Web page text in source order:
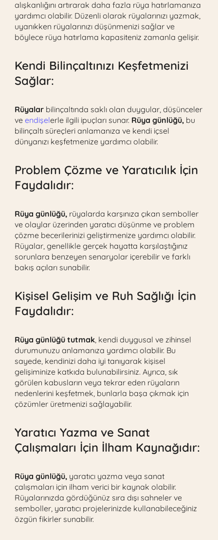
alışkanlığını artırarak daha fazla rüya hatırlamanıza
yardımcı olabilir. Düzenli olarak rüyalarınızı yazmak,
uyanıkken rüyalarınızı düşünmenizi sağlar ve
böylece rüya hatırlama kapasiteniz zamanla gelişir.
Kendi Bilinçaltınızı Keşfetmenizi
Sağlar:
Rüyalar bilinçaltında saklı olan duygular, düşünceler
ve endişelerle ilgili ipuçları sunar. Rüya günlüğü, bu
bilinçaltı süreçleri anlamanıza ve kendi içsel
dünyanızı keşfetmenize yardımcı olabilir.
Problem Çözme ve Yaratıcılık İçin
Faydalıdır:
Rüya günlüğü, rüyalarda karşınıza çıkan semboller
ve olaylar üzerinden yaratıcı düşünme ve problem
çözme becerilerinizi geliştirmenize yardımcı olabilir.
Rüyalar, genellikle gerçek hayatta karşılaştığınız
sorunlara benzeyen senaryolar içerebilir ve farklı
bakış açıları sunabilir.
Kişisel Gelişim ve Ruh Sağlığı İçin
Faydalıdır:
Rüya günlüğü tutmak, kendi duygusal ve zihinsel
durumunuzu anlamanıza yardımcı olabilir. Bu
sayede, kendinizi daha iyi tanıyarak kişisel
gelişiminize katkıda bulunabilirsiniz. Ayrıca, sık
görülen kabusların veya tekrar eden rüyaların
nedenlerini keşfetmek, bunlarla başa çıkmak için
çözümler üretmenizi sağlayabilir.
Yaratıcı Yazma ve Sanat
Çalışmaları İçin İlham Kaynağıdır:
Rüya günlüğü, yaratıcı yazma veya sanat
çalışmaları için ilham verici bir kaynak olabilir.
Rüyalarınızda gördüğünüz sıra dışı sahneler ve
semboller, yaratıcı projelerinizde kullanabileceğiniz
özgün fikirler sunabilir.